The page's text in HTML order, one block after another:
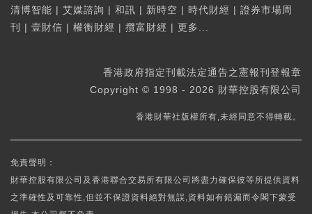
清博智能 | 艾媒諮詢 | 和訊 | 新時空 | 時代財經 | 證券市場周
刊
| 壹財信 | 權衡財經 | 攬富財經 | 更多...
香港政府指定刊載法定通告之憲報刊登報章
Copyright © 1998 - 2026 財華控股有限公司
香港財華社版權所有,未經同意不得轉載。
免責聲明：
財華控股有限公司及香港聯合交易所有限公司將盡力確保彼等所提供資料
之準確性及可靠性,但並不保證資料絕對無誤,資料如有錯漏而令閣下蒙受